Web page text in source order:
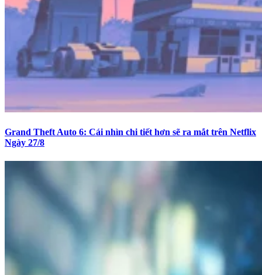
Grand Theft Auto 6: Cái nhìn chi tiết hơn sẽ ra mắt trên Netflix
Ngày 27/8